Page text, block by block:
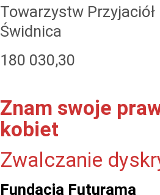
Towarzystw
Świdnica
180 030,30
Znam swoje
kobiet
Zwalczanie
Fundacja Futurama